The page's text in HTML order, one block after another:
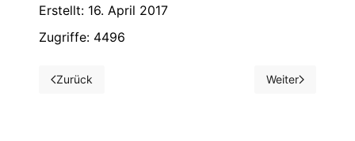
Erstellt: 16. April 2017
Zugriffe: 4496
Vorheriger Beitrag: Welches Sportangebot bietet die TG?
Zurück Nächster
Weiter